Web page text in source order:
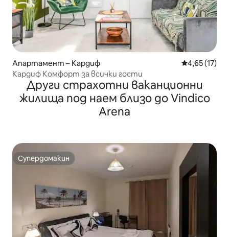
Апартамент – Кардиф Средна
4,65 (17)
Кардиф Комфорт за всички гости
Други страхотни ваканционни
жилища под наем близо до Vindico
Arena
Супердомакин
Супердомакин